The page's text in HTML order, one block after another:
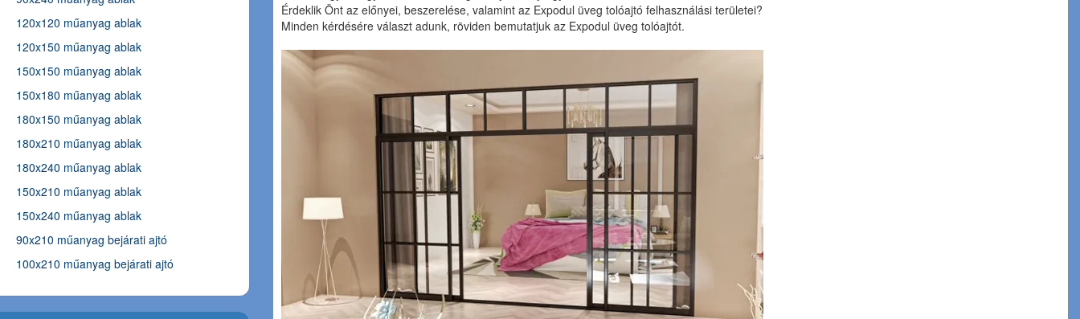
Érdeklik Önt az előnyei, beszerelése, valamint az Expodul üveg tolóajtó felhasználási területei?
Minden kérdésére választ adunk, röviden bemutatjuk az Expodul üveg tolóajtót.
120x120 műanyag ablak
120x150 műanyag ablak
150x150 műanyag ablak
150x180 műanyag ablak
180x150 műanyag ablak
180x210 műanyag ablak
180x240 műanyag ablak
150x210 műanyag ablak
150x240 műanyag ablak
90x210 műanyag bejárati ajtó
100x210 műanyag bejárati ajtó